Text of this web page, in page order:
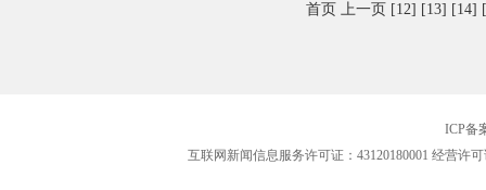
首页 上一页 [12] [13] [14]
ICP备
互联网新闻信息服务许可证：43120180001 经营许可